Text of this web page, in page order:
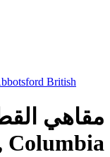
British
Columbia